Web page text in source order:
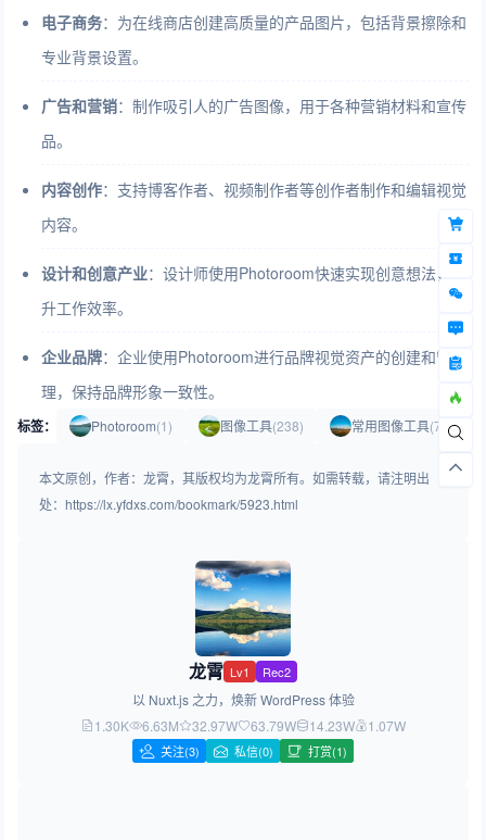
电子商务：为在线商店创建高质量的产品图片，包括背景擦除和
专业背景设置。
广告和营销：制作吸引人的广告图像，用于各种营销材料和宣传
品。
内容创作：支持博客作者、视频制作者等创作者制作和编辑视觉
内容。
设计和创意产业：设计师使用Photoroom快速实现创意想法，提
升工作效率。
企业品牌：企业使用Photoroom进行品牌视觉资产的创建和管
理，保持品牌形象一致性。
标签： Photoroom(1) 图像工具(238) 常用图像工具(71)
本文原创，作者：龙霄，其版权均为龙霄所有。如需转载，请注明出
处：https://lx.yfdxs.com/bookmark/5923.html
龙霄 Lv1 Rec2
以 Nuxt.js 之力，焕新 WordPress 体验
1.30K
6.63M 32.97W 63.79W 14.23W 1.07W
关注(3) 私信(0) 打赏(1)